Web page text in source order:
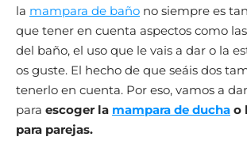
la mampara de baño no siempre es
que tener en cuenta aspectos como
del baño, el uso que le vais a dar o la
os guste. El hecho de que seáis dos
tenerlo en cuenta. Por eso, vamos a
para escoger la mampara de ducha o
para parejas.